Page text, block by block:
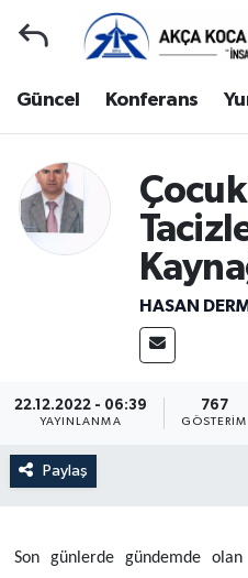
Güncel Konferans
HASAN
22.12.2022 - 06:39
YAYINLANMA
767
GÖSTERIM
Paylaş
Son günlerde gündemde
Gençlerle Başbaşa
Güncel
Konferans
Yurtdışı Gezi
Yurtiçi Gezi
Ziyaretler
Hakkımızda
Kocaeli Hava Durumu
Kocaeli Namaz
Kocaeli Trafik
Süper Lig Puan
Tüm Manşetler
Son Dakika Haberleri
Haber Arşivi